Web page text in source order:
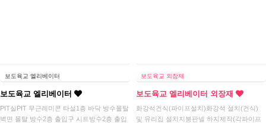
보도육교 엘리베이터
보도육교 엘리베이터
PIT실PIT 무근레미콘 타설1층 바닥 방수몰탈
벽면 몰탈 방수2층 출입구 시트방수2층 출입
보도육교 외장재
보도육교 엘리베이터 외장재
화강석건식(파이프설치)화강석 설치(건식)
및 유리집 설치지붕판넬 하지제작(각파이프